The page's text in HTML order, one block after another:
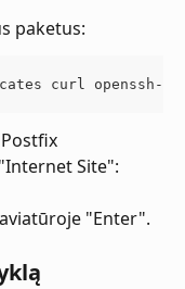
paketus:
curl openssh-
Site":
"Enter".